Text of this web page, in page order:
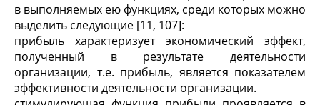
в выполняемых ею функциях, среди которых можно
выделить следующие [11, 107]:
прибыль характеризует экономический эффект,
полученный в результате деятельности
организации, т.е. прибыль, является показателем
эффективности деятельности организации.